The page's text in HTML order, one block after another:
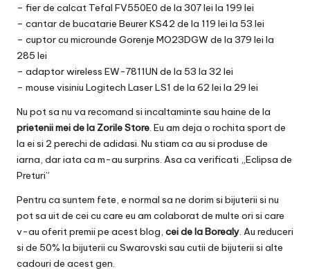
– fier de calcat Tefal FV550E0 de la 307 lei la 199 lei
– cantar de bucatarie Beurer KS42 de la 119 lei la 53 lei
– cuptor cu microunde Gorenje MO23DGW de la 379 lei la
285 lei
– adaptor wireless EW-7811UN de la 53 la 32 lei
– mouse visiniu Logitech Laser LS1 de la 62 lei la 29 lei
Nu pot sa nu va recomand si incaltaminte sau haine de la
prietenii mei de la Zorile Store. Eu am deja o rochita sport de
la ei si 2 perechi de adidasi. Nu stiam ca au si produse de
iarna, dar iata ca m-au surprins. Asa ca verificati „Eclipsa de
Preturi”
Pentru ca suntem fete, e normal sa ne dorim si bijuterii si nu
pot sa uit de cei cu care eu am colaborat de multe ori si care
v-au oferit premii pe acest blog, cei de laBorealy. Au reduceri
si de 50% la bijuterii cu Swarovski sau cutii de bijuterii si alte
cadouri de acest gen.